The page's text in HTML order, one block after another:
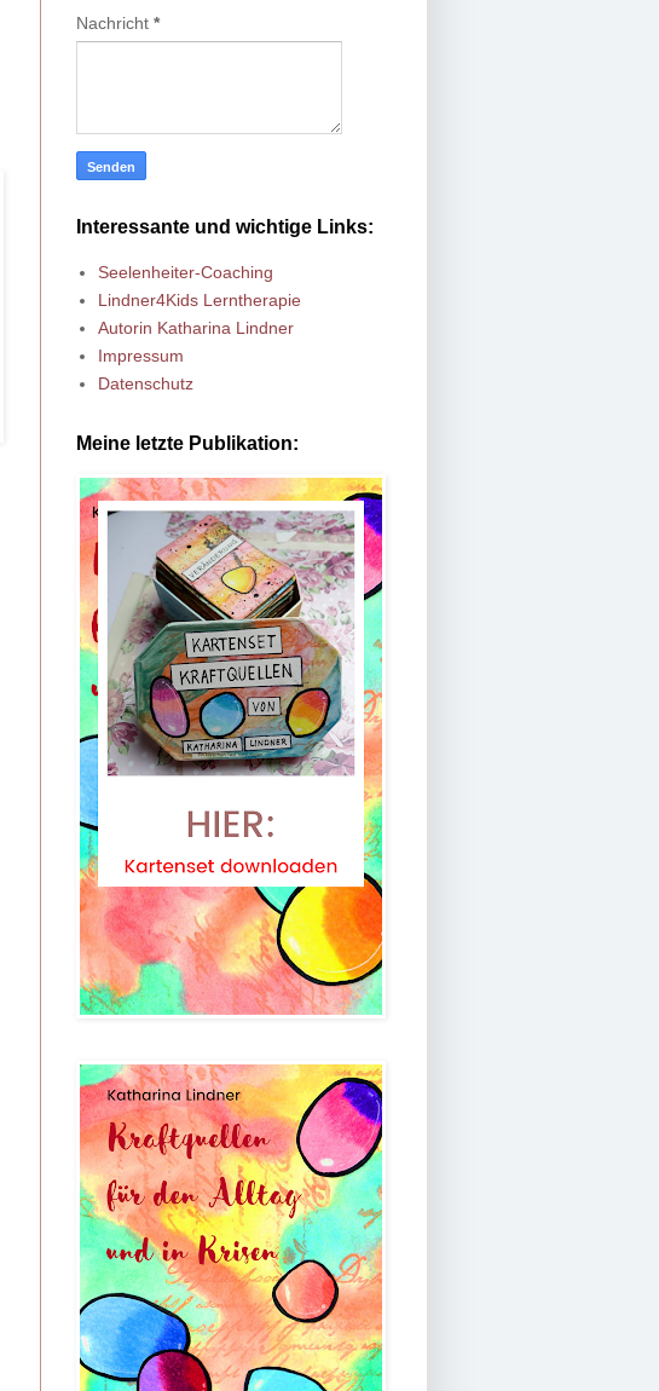
Nachricht *
Interessante und wichtige Links:
Seelenheiter-Coaching
Lindner4Kids Lerntherapie
Autorin Katharina Lindner
Impressum
Datenschutz
Meine letzte Publikation: